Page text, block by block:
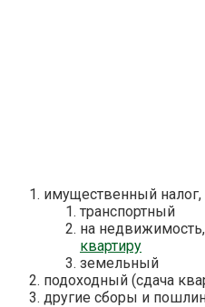
имущественный
транспортный
на
квартиру
земельный
подоходный (сдача
другие сборы и